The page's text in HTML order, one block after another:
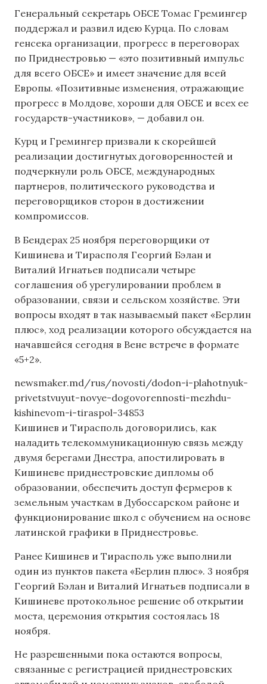
Генеральный секретарь ОБСЕ Томас Гремингер
поддержал и развил идею Курца. По словам
генсека организации, прогресс в переговорах
по Приднестровью — «это позитивный импульс
для всего ОБСЕ» и имеет значение для всей
Европы. «Позитивные изменения, отражающие
прогресс в Молдове, хороши для ОБСЕ и всех ее
государств-участников», — добавил он.
Курц и Гремингер призвали к скорейшей
реализации достигнутых договоренностей и
подчеркнули роль ОБСЕ, международных
партнеров, политического руководства и
переговорщиков сторон в достижении
компромиссов.
В Бендерах 25 ноября переговорщики от
Кишинева и Тирасполя Георгий Бэлан и
Виталий Игнатьев подписали четыре
соглашения об урегулировании проблем в
образовании, связи и сельском хозяйстве. Эти
вопросы входят в так называемый пакет «Берлин
плюс», ход реализации которого обсуждается на
начавшейся сегодня в Вене встрече в формате
«5+2».
newsmaker.md/rus/novosti/dodon-i-plahotnyuk-
privetstvuyut-novye-dogovorennosti-mezhdu-
kishinevom-i-tiraspol-34853
Кишинев и Тирасполь договорились, как
наладить телекоммуникационную связь между
двумя берегами Днестра, апостилировать в
Кишиневе приднестровские дипломы об
образовании, обеспечить доступ фермеров к
земельным участкам в Дубоссарском районе и
функционирование школ с обучением на основе
латинской графики в Приднестровье.
Ранее Кишинев и Тирасполь уже выполнили
один из пунктов пакета «Берлин плюс». 3 ноября
Георгий Бэлан и Виталий Игнатьев подписали в
Кишиневе протокольное решение об открытии
моста, церемония открытия состоялась 18
ноября.
Не разрешенными пока остаются вопросы,
связанные с регистрацией приднестровских